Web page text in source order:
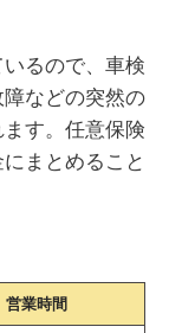
るので、車検
などの突然の
す。任意保険
まとめること
営業時間